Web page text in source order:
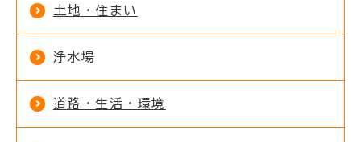
土地・住まい
浄水場
道路・生活・環境